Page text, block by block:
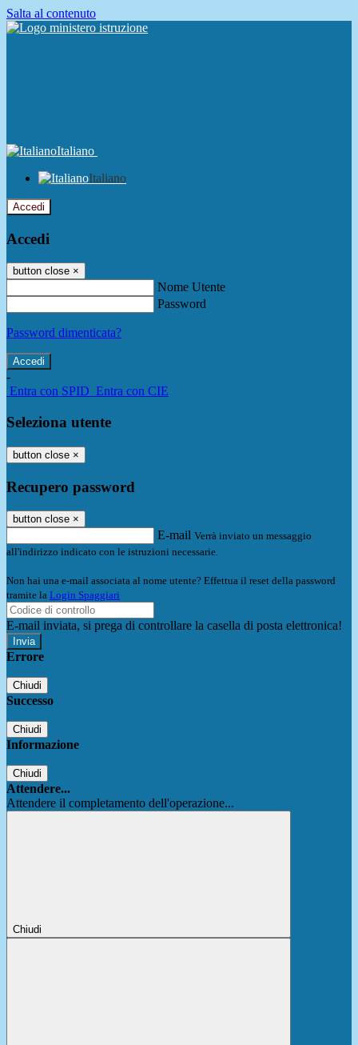
Salta al contenuto
Italiano
Italiano
Accedi
Accedi
button close ×
Nome Utente
Password
Password dimenticata?
-
Entra con SPID Entra con CIE
Seleziona utente
button close ×
Recupero password
button close ×
E-mail Verrà inviato un messaggio
all'indirizzo indicato con le istruzioni necessarie.
Non hai una e-mail associata al nome utente? Effettua il reset della password
tramite la Login Spaggiari
E-mail inviata, si prega di controllare la casella di posta elettronica!
Errore
Chiudi
Successo
Chiudi
Informazione
Chiudi
Attendere...
Attendere il completamento dell'operazione...
Chiudi